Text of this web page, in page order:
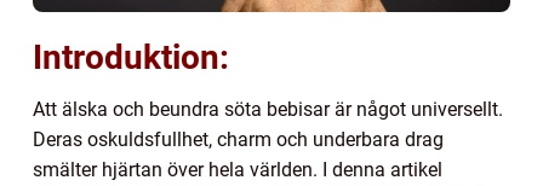
Introduktion:
Att älska och beundra söta bebisar är något universellt.
Deras oskuldsfullhet, charm och underbara drag
smälter hjärtan över hela världen. I denna artikel